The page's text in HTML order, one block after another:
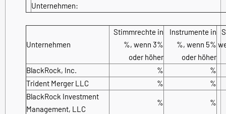
Unternehmen:
Unternehmen
Stimmrechte in
%, wenn 3%
oder höher
Instrumente in
%, wenn 5%
oder höher
BlackRock, Inc. %
%
Trident Merger LLC
%
%
BlackRock Investment
Management, LLC
% %